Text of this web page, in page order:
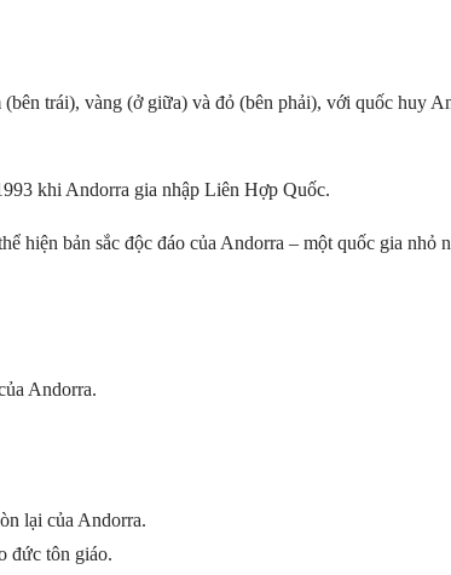
trái), vàng (ở giữa) và đỏ (bên phải), với quốc huy
khi Andorra gia nhập Liên Hợp Quốc.
hiện bản sắc độc đáo của Andorra – một quốc gia nhỏ
Andorra.
lại của Andorra.
đức tôn giáo.